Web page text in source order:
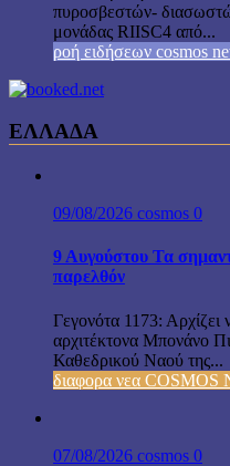
πυροσβεστών-
μονάδας RIISC4 από...
ροή ειδήσεων cosmos
ΕΛΛΑΔΑ
09/08/2026 cosmos 0
9 Αυγούστου Τα
παρελθόν
Γεγονότα 1173: Αρχίζει
αρχιτέκτονα Μπονάνο
Καθεδρικού Ναού της...
διαφορα νεα COSMOS
07/08/2026 cosmos 0